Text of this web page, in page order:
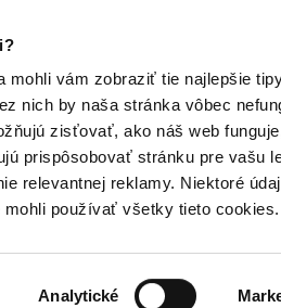
vám zobraziť tie najlepšie
nich by naša stránka vôbec
zisťovať, ako náš web
prispôsobovať stránku pre vašu
relevantnej reklamy. Niektoré
používať všetky tieto
Analytické